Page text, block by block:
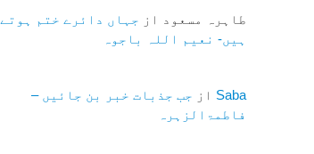
طاہرہ مسعود از جہاں دائرے ختم ہوتے
ہیں- نعیم اللہ باجوہ
Saba از جب جذبات خبر بن جائیں –
فاطمۃالزہرہ